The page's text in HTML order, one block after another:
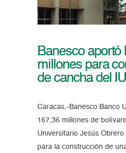
Banesco aportó
millones para
de cancha del
Caracas.-Banesco Banco
167,36 millones de
Universitario Jesús
para la construcción de